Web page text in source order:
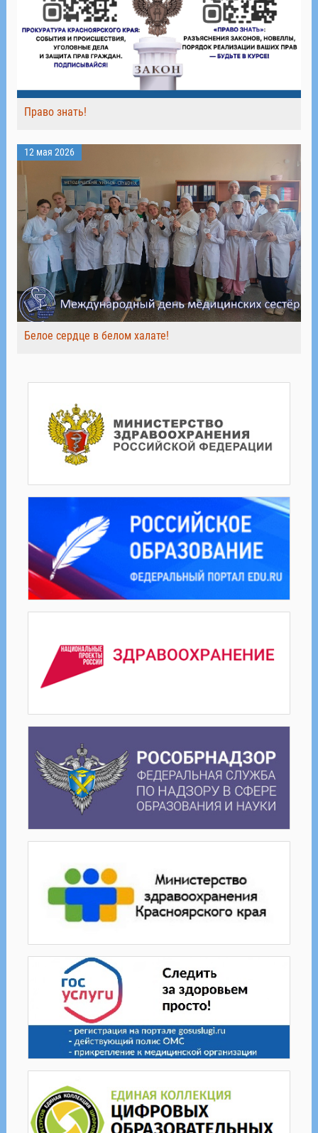
Право знать!
12 мая 2026
Белое сердце в белом халате!